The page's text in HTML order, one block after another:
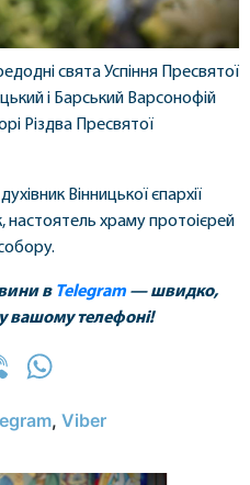
свята Успіння Пресвятої
і Барський Варсонофій
Різдва Пресвятої
Вінницької єпархії
настоятель храму протоієрей
в Telegram — швидко,
вашому телефоні!
Viber
, Viber